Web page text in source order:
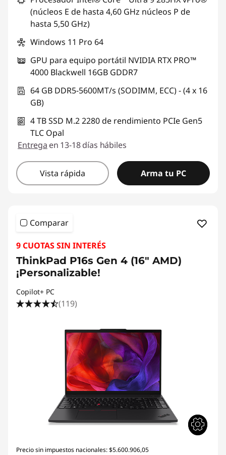
(núcleos E de hasta 4,60 GHz núcleos P de
hasta 5,50 GHz)
Windows 11 Pro 64
GPU para equipo portátil NVIDIA RTX PRO™
4000 Blackwell 16GB GDDR7
64 GB DDR5-5600MT/s (SODIMM, ECC) - (4 x 16
GB)
4 TB SSD M.2 2280 de rendimiento PCIe Gen5
TLC Opal
Entrega en 13-18 días hábiles
Vista rápida Arma tu PC
Comparar
9 CUOTAS SIN INTERÉS
ThinkPad P16s Gen 4 (16" AMD)
¡Personalizable!
Copilot+ PC
(119)
Precio sin impuestos nacionales: $5.600.906,05